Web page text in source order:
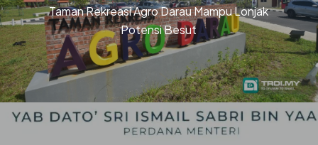
Taman Rekreasi Agro Darau Mampu Lonjak
Potensi Besut